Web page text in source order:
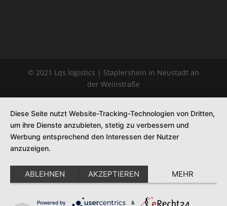
© 2021 Lqs logistics | Staplershein in Neustadt an
der Weinstraße
Diese Seite nutzt Website-Tracking-Technologien von Dritten,
um ihre Dienste anzubieten, stetig zu verbessern und
Werbung entsprechend den Interessen der Nutzer
anzuzeigen.
ABLEHNEN AKZEPTIEREN MEHR
Powered by &